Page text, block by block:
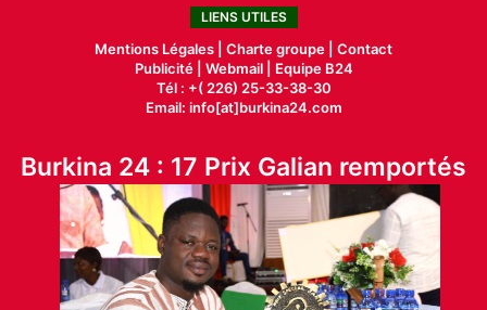
LIENS UTILES
Mentions Légales | Charte groupe | Contact
Publicité| Webmail |
Equipe B24
Tél : +( 226) 25-33-38-30
Email: info[at]burkina24.com
Burkina 24 : 17 Prix Galian remportés